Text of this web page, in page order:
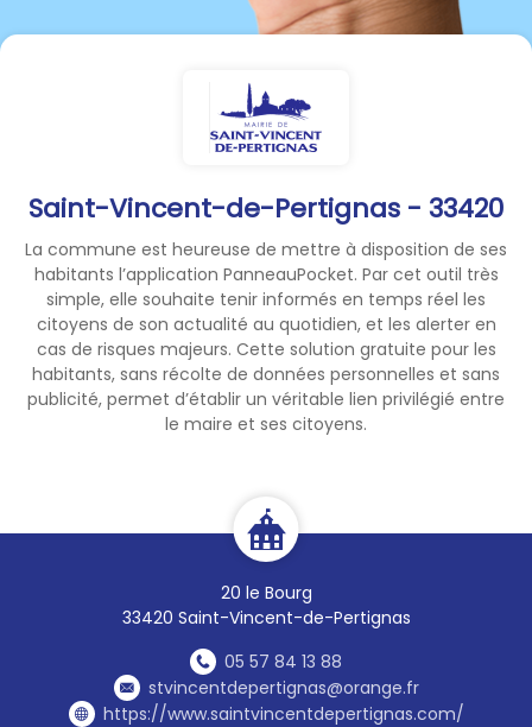
Saint-Vincent-de-Pertignas - 33420
La commune est heureuse de mettre à disposition de ses
habitants l’application PanneauPocket. Par cet outil très
simple, elle souhaite tenir informés en temps réel les
citoyens de son actualité au quotidien, et les alerter en
cas de risques majeurs. Cette solution gratuite pour les
habitants, sans récolte de données personnelles et sans
publicité, permet d’établir un véritable lien privilégié entre
le maire et ses citoyens.
20 le Bourg
33420 Saint-Vincent-de-Pertignas
05 57 84 13 88
stvincentdepertignas@orange.fr
https://www.saintvincentdepertignas.com/
collective. On parle alors de
manifestation à caractère
des manifestations sportives
ou à caractère festif, qui
n’expriment ni opinion ni
demeurer fixe
(rassemblement) ou se
déplacer en cortège.
Source :
https://www.gironde.gouv.fr/D
emarches/Manifestations-a-
caractere-revendicatif